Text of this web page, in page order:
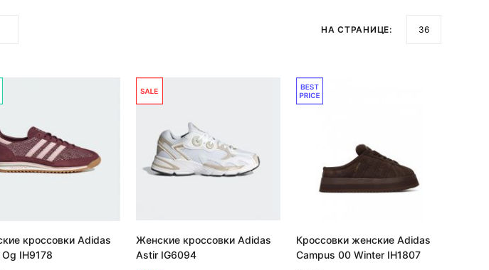
НА СТРАНИЦЕ:
кроссовки Adidas
IH9178
Женские кроссовки Adidas
Astir IG6094
Кроссовки женские Adidas
Campus 00 Winter IH1807